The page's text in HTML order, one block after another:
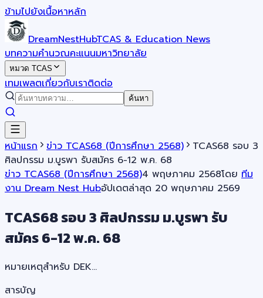
ข้ามไปยังเนื้อหาหลัก
DreamNestHubTCAS & Education News
บทความคำนวณคะแนนมหาวิทยาลัย
หมวด TCAS
เทมเพลตเกี่ยวกับเราติดต่อ
ค้นหา
หน้าแรก ข่าว TCAS68 (ปีการศึกษา 2568)
TCAS68 รอบ 3
ศิลปกรรม ม.บูรพา รับสมัคร 6-12 พ.ค. 68
ข่าว TCAS68 (ปีการศึกษา 2568)4 พฤษภาคม 2568โดย ทีม
งาน Dream Nest Hubอัปเดตล่าสุด 20 พฤษภาคม 2569
TCAS68 รอบ 3 ศิลปกรรม ม.บูรพา รับ
สมัคร 6-12 พ.ค. 68
หมายเหตุสำหรับ DEK…
สารบัญ